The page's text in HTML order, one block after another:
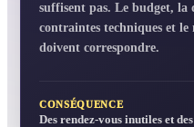
suffisent pas. Le budget, la
contraintes techniques et le
doivent correspondre.
CONSÉQUENCE
Des rendez-vous inutiles et